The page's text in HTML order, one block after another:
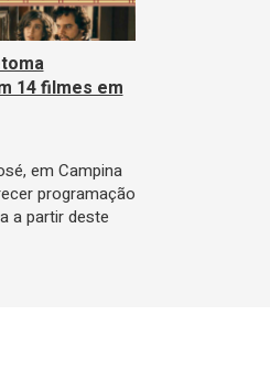
14 filmes em
em Campina
programação
a partir deste